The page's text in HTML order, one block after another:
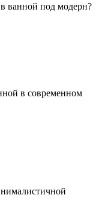
ванной под модерн?
в современном